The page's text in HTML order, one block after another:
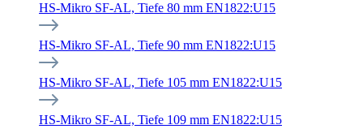
HS-Mikro SF-AL, Tiefe 80 mm EN1822:U15
HS-Mikro SF-AL, Tiefe 90 mm EN1822:U15
HS-Mikro SF-AL, Tiefe 105 mm EN1822:U15
HS-Mikro SF-AL, Tiefe 109 mm EN1822:U15